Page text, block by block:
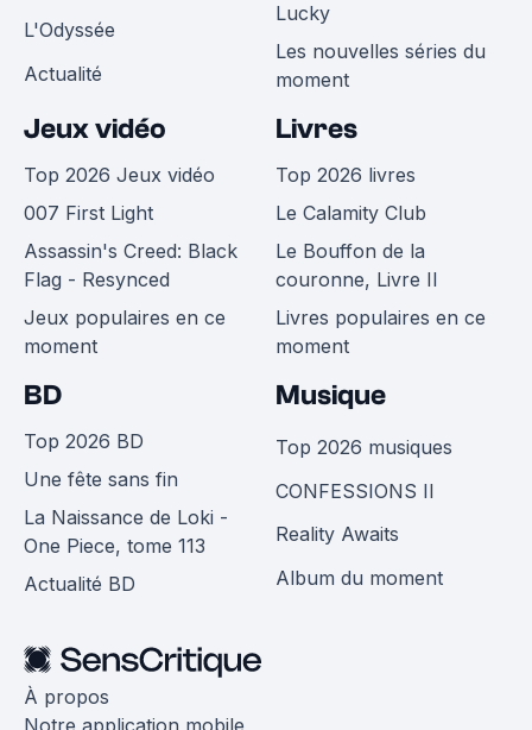
L'Odyssée
Actualité
Lucky
Les nouvelles séries du
moment
Jeux vidéo
Top 2026 Jeux vidéo
007 First Light
Assassin's Creed: Black
Flag - Resynced
Jeux populaires en ce
moment
Livres
Top 2026 livres
Le Calamity Club
Le Bouffon de la
couronne, Livre II
Livres populaires en ce
moment
BD
Top 2026 BD
Une fête sans fin
La Naissance de Loki -
One Piece, tome 113
Actualité BD
Musique
Top 2026 musiques
CONFESSIONS II
Reality Awaits
Album du moment
À propos
Notre application mobile